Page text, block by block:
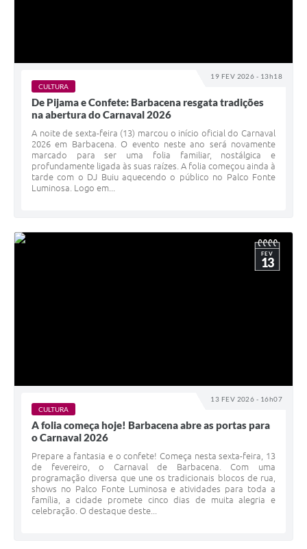
19 FEV 2026 - 13h18
CULTURA
De Pijama e Confete: Barbacena resgata tradições
na abertura do Carnaval 2026
A noite de sexta-feira (13) marcou o início oficial do Carnaval
2026 em Barbacena. O evento neste ano será novamente
marcado para ser uma folia familiar, nostálgica e
profundamente ligada às suas raízes. A folia começou ainda à
tarde com o DJ Buiu aquecendo o público no Palco Fonte
Luminosa. Logo em...
13 FEV 2026 - 16h07
FEV
13
CULTURA
A folia começa hoje! Barbacena abre as portas para
o Carnaval 2026
Prepare a fantasia e o confete! Começa nesta sexta-feira, 13
de fevereiro, o Carnaval de Barbacena. Com uma
programação diversa que une os tradicionais blocos de rua,
shows no Palco Fonte Luminosa e atividades para toda a
família, a cidade promete cinco dias de muita alegria e
celebração. O destaque deste...